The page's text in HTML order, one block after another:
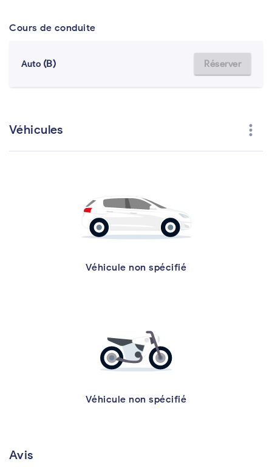
Cours de conduite
Auto (B) Réserver
Véhicules more_vert
Véhicule non spécifié
Véhicule non spécifié
Avis